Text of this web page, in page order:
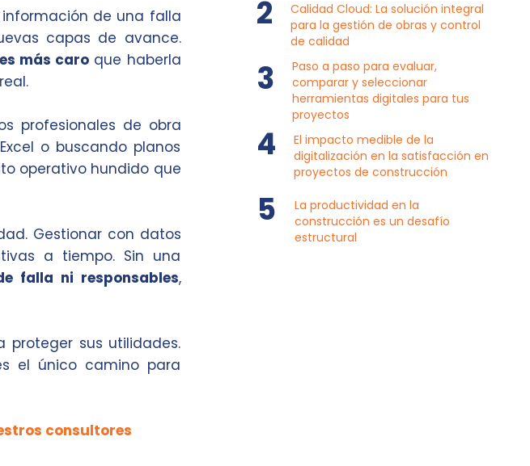
información de una falla
capas de avance.
más caro que haberla
profesionales de obra
o buscando planos
operativo hundido que
Gestionar con datos
a tiempo. Sin una
falla ni responsables,
proteger sus utilidades.
el único camino para
consultores
Calidad Cloud: La solución integral
para la gestión de obras y control
de calidad
Paso a paso para evaluar,
comparar y seleccionar
herramientas digitales para tus
proyectos
El impacto medible de la
digitalización en la satisfacción en
proyectos de construcción
La productividad en la
construcción es un desafío
estructural